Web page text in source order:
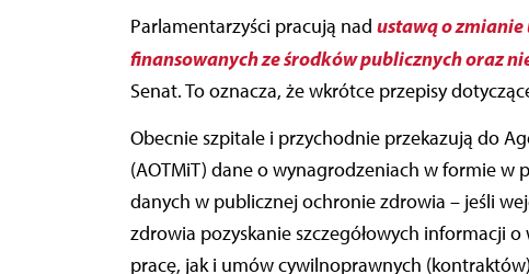
Parlamentarzyści pracują nad ustawą o
finansowanych ze środków publicznych oraz
Senat. To oznacza, że wkrótce przepisy
Obecnie szpitale i przychodnie przekazują do
(AOTMiT) dane o wynagrodzeniach w formie w
danych w publicznej ochronie zdrowia – jeśli
zdrowia pozyskanie szczegółowych informacji
pracę, jak i umów cywilnoprawnych